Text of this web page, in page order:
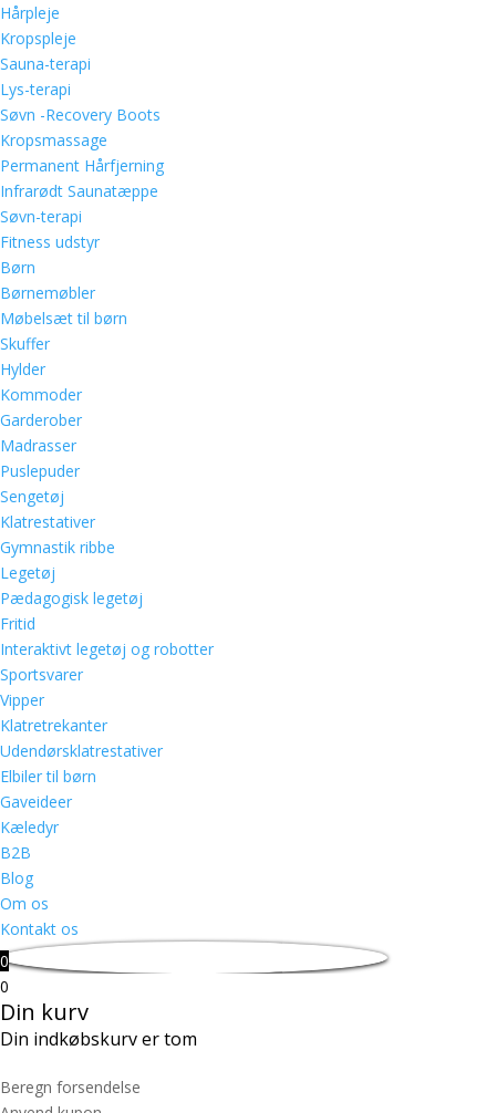
Hårpleje
Kropspleje
Sauna-terapi
Lys-terapi
Søvn -Recovery Boots
Kropsmassage
Permanent Hårfjerning
Infrarødt Saunatæppe
Søvn-terapi
Fitness udstyr
Børn
Børnemøbler
Møbelsæt til børn
Skuffer
Hylder
Kommoder
Garderober
Madrasser
Puslepuder
Sengetøj
Klatrestativer
Gymnastik ribbe
Legetøj
Pædagogisk legetøj
Fritid
Interaktivt legetøj og robotter
Sportsvarer
Vipper
Klatretrekanter
Udendørsklatrestativer
Elbiler til børn
Gaveideer
Kæledyr
B2B
Blog
Om os
Kontakt os
0
0
Din kurv
Din indkøbskurv er tom
Beregn forsendelse